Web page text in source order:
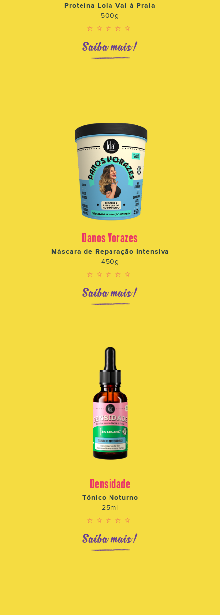
Proteína Lola Vai à Praia
500g
☆☆☆☆☆
Saiba mais!
Danos Vorazes
Máscara de Reparação Intensiva
450g
☆☆☆☆☆
Saiba mais!
Densidade
Tônico Noturno
25ml
☆☆☆☆☆
Saiba mais!